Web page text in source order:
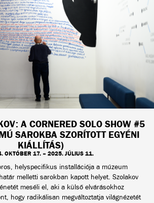
A CORNERED SOLO SHOW #5
SAROKBA SZORÍTOTT EGYÉNI
KIÁLLÍTÁS)
OKTÓBER 17. – 2025. JÚLIUS 11.
helyspecifikus installációja a múzeum
melletti sarokban kapott helyet. Szolakov
meséli el, aki a külső elvárásokhoz
hogy radikálisan megváltoztatja világnézetét